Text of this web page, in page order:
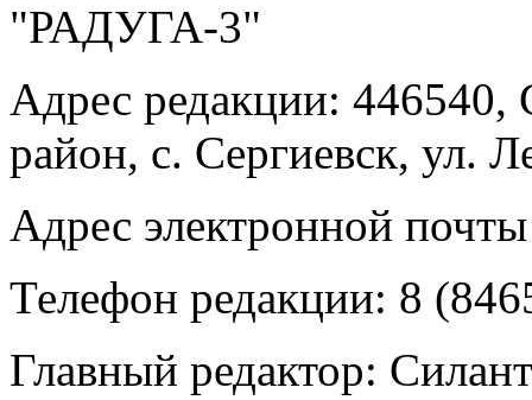
"РАДУГА-3"
Адрес редакции: 446540,
район, с. Сергиевск, ул.
Адрес электронной
Телефон редакции: 8
Главный редактор: